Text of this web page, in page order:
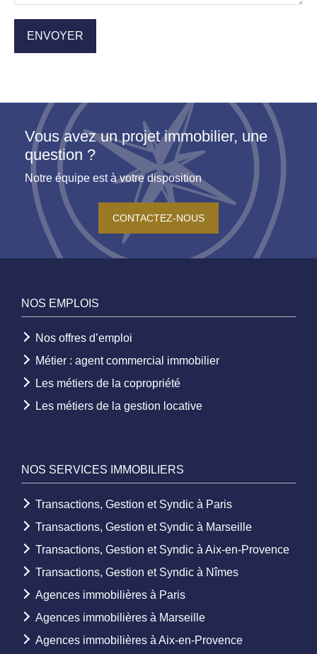
Vous avez un projet immobilier, une
question ?
Notre équipe est à votre disposition
CONTACTEZ-NOUS
NOS EMPLOIS
Nos offres d’emploi
Métier : agent commercial immobilier
Les métiers de la copropriété
Les métiers de la gestion locative
NOS SERVICES IMMOBILIERS
Transactions, Gestion et Syndic à Paris
Transactions, Gestion et Syndic à Marseille
Transactions, Gestion et Syndic à Aix-en-Provence
Transactions, Gestion et Syndic à Nîmes
Agences immobilières à Paris
Agences immobilières à Marseille
Agences immobilières à Aix-en-Provence